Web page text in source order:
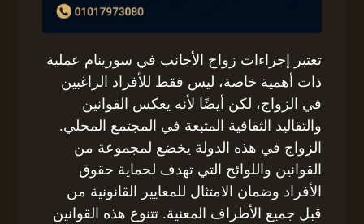
تعتبر إجراءات زواج الأجانب في سورينام عملية
ذات أهمية خاصة، ليس فقط للأفراد الراغبين
في الزواج، لكن أيضًا لأنه يعكس القوانين
والتقاليد الثقافية المتبعة في المجتمع المحلي.
الزواج في هذه الدولة يخضع لمجموعة من
القوانين واللوائح التي تهدف لحماية حقوق
الأفراد وضمان الامتثال للمعايير القانونية من
قبل جميع الأطراف المعنية. تتنوع هذه القوانين